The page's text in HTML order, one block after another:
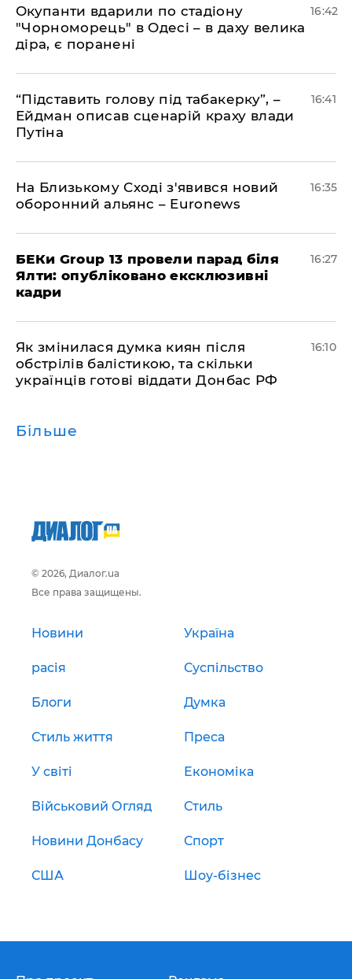
​Окупанти вдарили по стадіону
"Чорноморець" в Одесі – в даху велика
діра, є поранені
16:42
​“Підставить голову під табакерку”, –
Ейдман описав сценарій краху влади
Путіна
16:41
На Близькому Сході з'явився новий
оборонний альянс – Euronews
16:35
БЕКи Group 13 провели парад біля
Ялти: опубліковано ексклюзивні
кадри
16:27
Як змінилася думка киян після
обстрілів балістикою, та скільки
українців готові віддати Донбас РФ
16:10
Більше
© 2026, Диалог.ua
Все права защищены.
Новини Україна
расія Суспільство
Блоги Думка
Стиль життя Преса
У світі Економіка
Військовий Огляд Стиль
Новини Донбасу Спорт
США Шоу-бізнес